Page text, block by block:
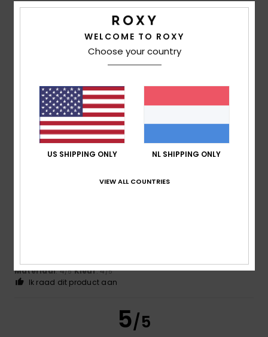
Ik raad dit product aan
5/5
Beverley Ann17. februari 2026
Top-notch quality – I love it.
Comfort: 5/5 Prijs-kwaliteitverhouding: 4/5 Maat: Perfecte
Materiaal: 5/5 Kleur: 5
Ik raad dit product aan
4/5
Materiaal: 4/5 Kleur: 4/5
Ik raad dit product aan
5/5
WELCOME TO ROXY
Choose your country
US SHIPPING ONLY NL SHIPPING ONLY
VIEW ALL COUNTRIES